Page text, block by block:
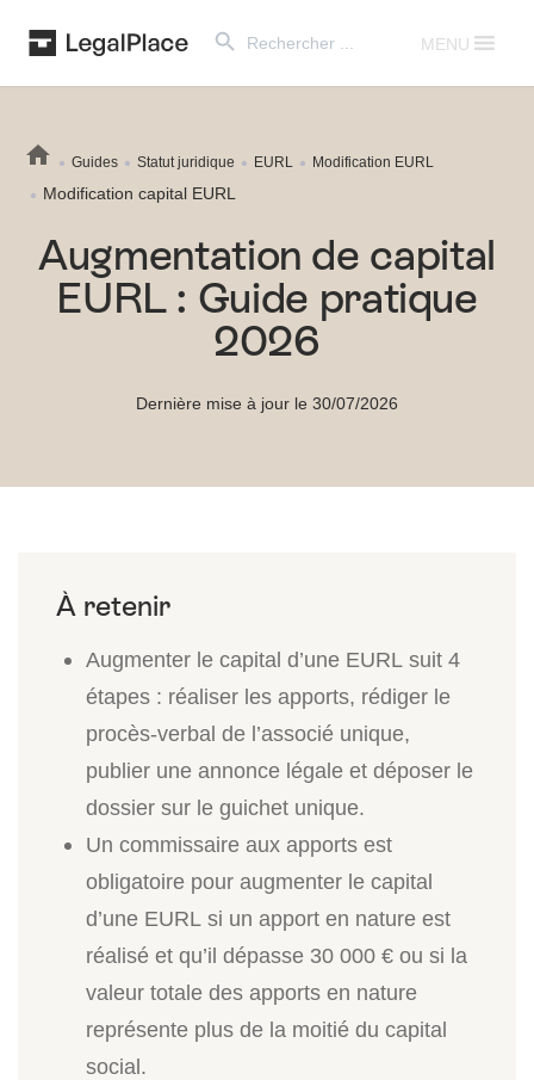
for:
MENU
Guides Statut juridique EURL Modification EURL
Modification capital EURL
Augmentation de capital
EURL : Guide pratique
2026
Dernière mise à jour le 30/07/2026
Augmenter le capital d’une EURL suit 4
étapes : réaliser les apports, rédiger le
procès-verbal de l’associé unique,
publier une annonce légale et déposer le
dossier sur le guichet unique.
Un commissaire aux apports est
obligatoire pour augmenter le capital
d’une EURL si un apport en nature est
réalisé et qu’il dépasse 30 000 € ou si la
valeur totale des apports en nature
représente plus de la moitié du capital
social.